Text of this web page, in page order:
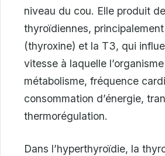
niveau du cou. Elle produit
thyroïdiennes,
(thyroxine) et la T3, qui
vitesse à laquelle
métabolisme, fréquence
consommation d’énergie,
thermorégulation.
Dans l’hyperthyroïdie, la